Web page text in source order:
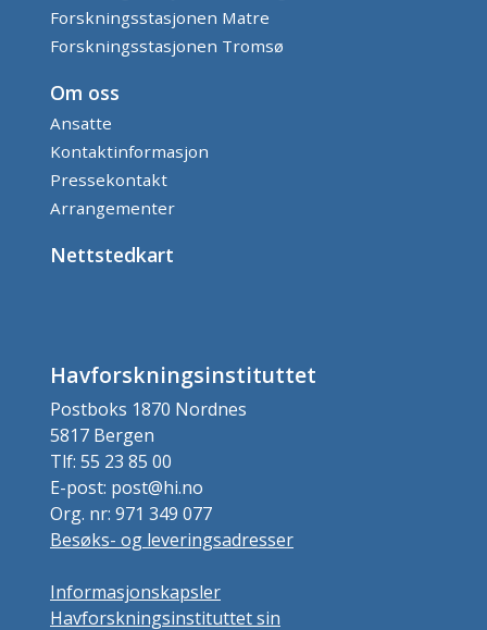
Forskningsstasjonen Matre
Forskningsstasjonen Tromsø
Om oss
Ansatte
Kontaktinformasjon
Pressekontakt
Arrangementer
Nettstedkart
Havforskningsinstituttet
Postboks 1870 Nordnes
5817 Bergen
Tlf: 55 23 85 00
E-post: post@hi.no
Org. nr: 971 349 077
Besøks- og leveringsadresser
Informasjonskapsler
Havforskningsinstituttet sin